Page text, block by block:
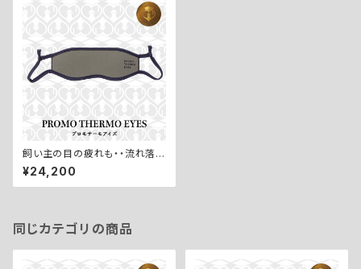
飼い主の目の疲れも・・流れ落と
す【PROMO THERMO EYES
／プロモサーモアイズ】
¥24,200
同じカテゴリの商品